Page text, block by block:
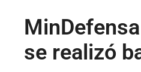
se realizó